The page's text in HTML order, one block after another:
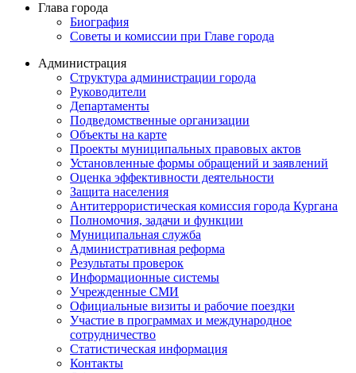
Глава города
Биография
Советы и комиссии при Главе города
Администрация
Структура администрации города
Руководители
Департаменты
Подведомственные организации
Объекты на карте
Проекты муниципальных правовых актов
Установленные формы обращений и заявлений
Оценка эффективности деятельности
Защита населения
Антитеррористическая комиссия города Кургана
Полномочия, задачи и функции
Муниципальная служба
Административная реформа
Результаты проверок
Информационные системы
Учрежденные СМИ
Официальные визиты и рабочие поездки
Участие в программах и международное
сотрудничество
Статистическая информация
Контакты